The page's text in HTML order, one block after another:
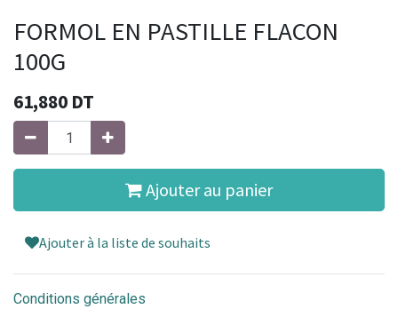
FORMOL EN PASTILLE FLACON
100G
61,880 DT
Ajouter au panier
Ajouter à la liste de souhaits
Conditions générales